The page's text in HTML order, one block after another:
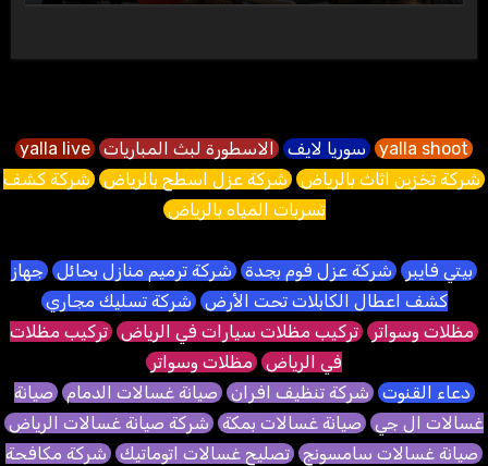
yalla shoot سوريا لايف الاسطورة لبث المباريات yalla live
شركة تخزين اثاث بالرياض شركة عزل اسطح بالرياض شركة كشف
تسربات المياه بالرياض
بيتي فايبر شركة عزل فوم بجدة شركة ترميم منازل بحائل جهاز
كشف اعطال الكابلات تحت الأرض شركة تسليك مجاري
مظلات وسواتر تركيب مظلات سيارات في الرياض تركيب مظلات
في الرياض مظلات وسواتر
دعاء القنوت شركة تنظيف افران صيانة غسالات الدمام صيانة
غسالات ال جي صيانة غسالات بمكة شركة صيانة غسالات الرياض
صيانة غسالات سامسونج تصليح غسالات اتوماتيك شركة مكافحة